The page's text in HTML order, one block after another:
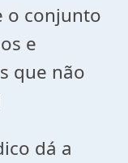
o conjunto
e
que não
dá a